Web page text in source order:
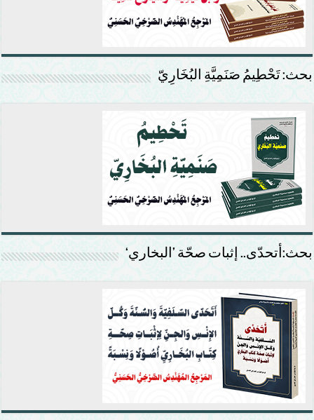
بحث: تَحْطِيمُ صَنَمِيَّةِ البُخَارِيّ
بحث:أتحدّى.. إثبات صحّة ’البخاري‘